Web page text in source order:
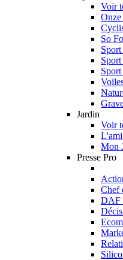
Voir
So
Sport
Jardin
Voir
L'ami
Mon
Presse Pro
Chef
DAF